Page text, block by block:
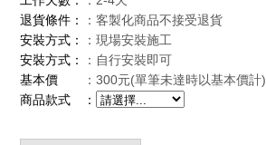
退貨條件：
：客製化商品不接受退貨
安裝方式：
：現場安裝施工
安裝方式：
：自行安裝即可
基本價
：300元(單筆未達時以基本價計)
商品款式
：